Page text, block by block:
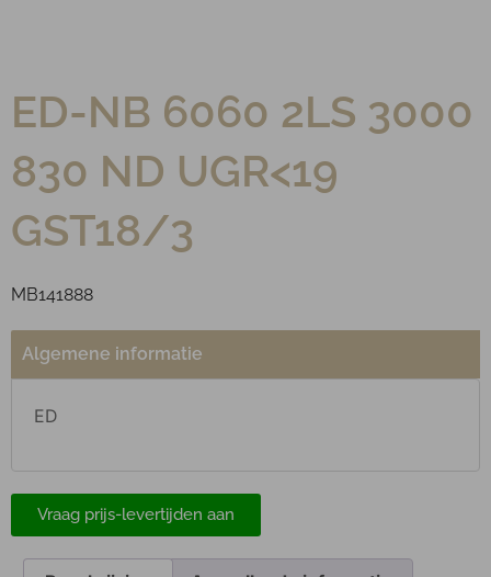
ED-NB 6060 2LS 3000
830 ND UGR<19
GST18/3
MB141888
Algemene informatie
ED
Vraag prijs-levertijden aan